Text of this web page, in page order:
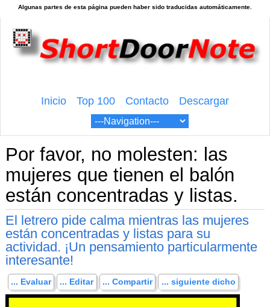
Inicio Top 100 Contacto Descargar
Por favor, no molesten: las
mujeres que tienen el balón
están concentradas y listas.
El letrero pide calma mientras las mujeres
están concentradas y listas para su
actividad. ¡Un pensamiento particularmente
interesante!
... Evaluar ... Editar ... Compartir ... siguiente dicho